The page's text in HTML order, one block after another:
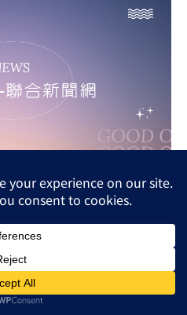
害人